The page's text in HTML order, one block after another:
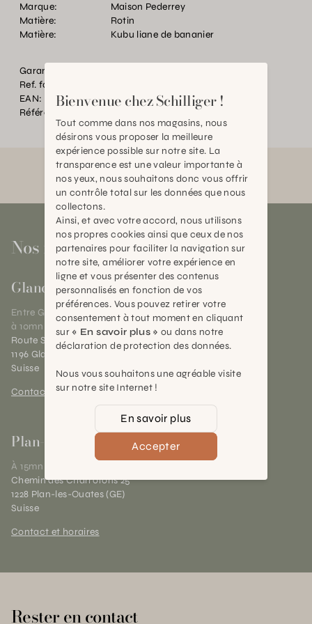
Marque:
Maison Pederrey
Matière:
Rotin
Matière:
Kubu liane de bananier
Garantie:
Ref. fournisseur:
EAN:
2000000315645
Référence:
TC.P09642.0000.0000.0000
Nos magasins
Gland
Entre Genève et Lausanne,
à 10mn de Nyon
Route Suisse 40
1196 Gland (VD)
Suisse
Contact et horaires
Plan-les-Ouates
À 15mn du centre de Genève
Chemin des Charrotons 25
1228 Plan-les-Ouates (GE)
Suisse
Contact et horaires
Rester en contact
Bienvenue chez Schilliger !
Tout comme dans nos magasins, nous
désirons vous proposer la meilleure
expérience possible sur notre site. La
transparence est une valeur importante à
nos yeux, nous souhaitons donc vous offrir
un contrôle total sur les données que nous
collectons.
Ainsi, et avec votre accord, nous utilisons
nos propres cookies ainsi que ceux de nos
partenaires pour faciliter la navigation sur
notre site, améliorer votre expérience en
ligne et vous présenter des contenus
personnalisés en fonction de vos
préférences. Vous pouvez retirer votre
consentement à tout moment en cliquant
sur « En savoir plus » ou dans notre
déclaration de protection des données.
Nous vous souhaitons une agréable visite
sur notre site Internet !
En savoir plus
Accepter